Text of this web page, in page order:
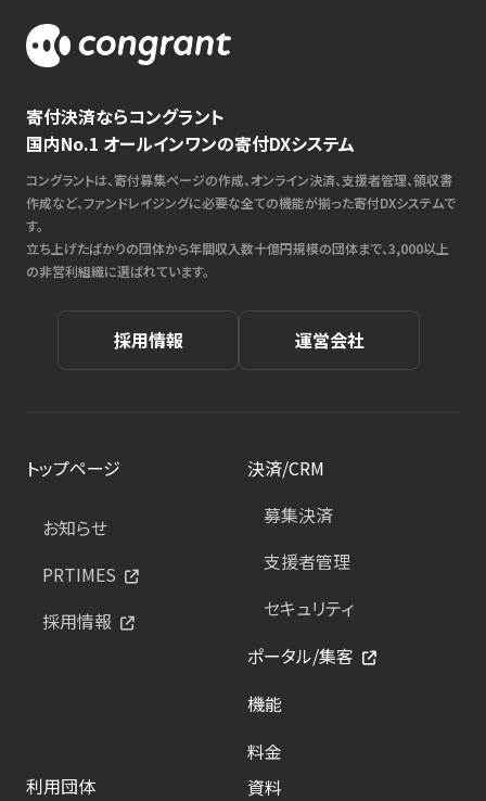
寄付決済ならコングラント
国内No.1 オールインワンの寄付DXシステム
コングラントは、寄付募集ページの作成、オンライン決済、支援者管理、領収書
作成など、ファンドレイジングに必要な全ての機能が揃った寄付DXシステムで
す。
立ち上げたばかりの団体から年間収入数十億円規模の団体まで、3,000以上
の非営利組織に選ばれています。
採用情報 運営会社
トップページ
お知らせ
PRTIMES
採用情報
決済/CRM
募集決済
支援者管理
セキュリティ
ポータル/集客
機能
料金
利用団体
資料